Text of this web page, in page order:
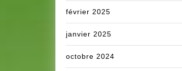
février 2025
janvier 2025
octobre 2024